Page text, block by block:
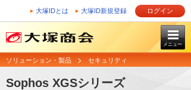
大塚IDとは 大塚ID新規登録 ログイン
メニュー
ソリューション・製品 セキュリティ
Sophos XGSシリーズ